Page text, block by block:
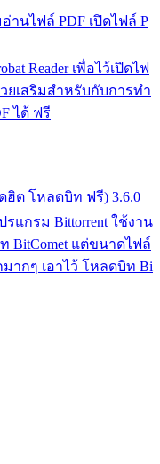
อ่านไฟล์ PDF เปิดไฟล์ P
Reader เพื่อไว้เปิดไฟ
ยเสริมสำหรับกับการทำ
ได้ ฟรี
ฮิต โหลดบิท ฟรี) 3.6.0
แกรม Bittorrent ใช้งาน
BitComet แต่ขนาดไฟล์
ากๆ เอาไว้ โหลดบิท Bi